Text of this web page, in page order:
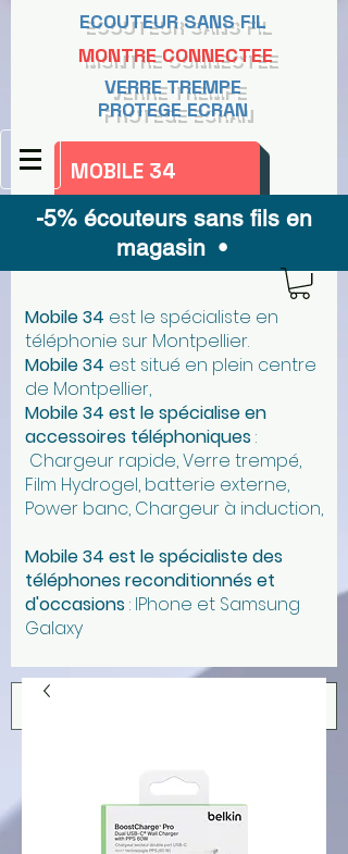
ECOUTEUR SANS FIL
MONTRE CONNECTEE
VERRE TREMPE
PROTEGE ECRAN
MOBILE 34
-5% écouteurs sans fils en
magasin •
Mobile 34 est le spécialiste en
téléphonie sur Montpellier.
Mobile 34 est situé en plein centre
de Montpellier,
Mobile 34 est le spécialise en
accessoires téléphoniques:
Chargeur rapide, Verre trempé,
Film Hydrogel, batterie externe,
Power banc, Chargeur à induction,
Mobile 34 est le spécialiste des
téléphones reconditionnés et
d'occasions: IPhone et Samsung
Galaxy